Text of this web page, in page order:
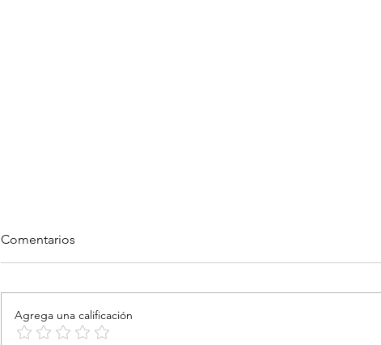
Comentarios
Agrega una calificación